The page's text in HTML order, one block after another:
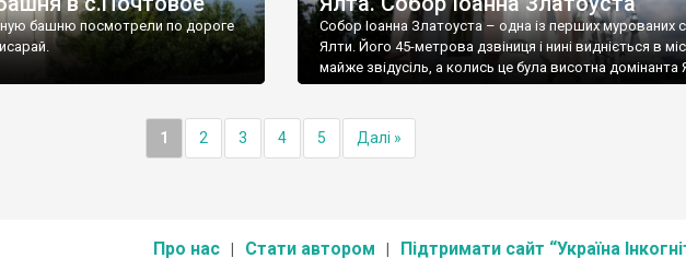
башню посмотрели по дороге
Собор Іоанна Златоуста – одна із перших мурованих
Ялти. Його 45-метрова дзвіниця і нині видніється в
майже звідусіль, а колись це була висотна домінанта
1 2 3 4 5 Далі »
Про нас Стати автором Підтримати сайт “Україна